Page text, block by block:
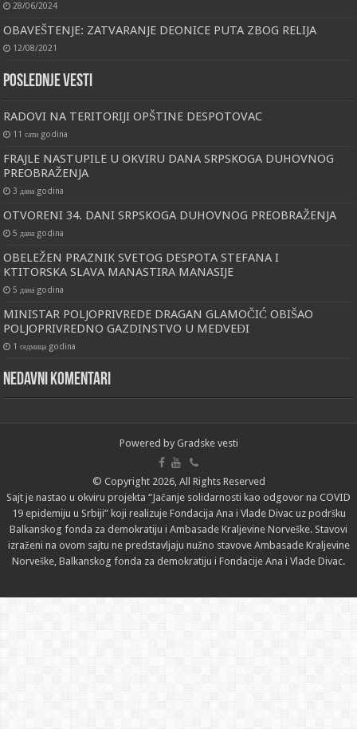
28/06/2024
OBAVEŠTENJE: ZATVARANJE DEONICE PUTA ZBOG RELIJA
12/08/2021
Poslednje vesti
RADOVI NA TERITORIJI OPŠTINE DESPOTOVAC
11 сати godina
FRAJLE NASTUPILE U OKVIRU DANA SRPSKOGA DUHOVNOG
PREOBRAŽENJA
3 дана godina
OTVORENI 34. DANI SRPSKOGA DUHOVNOG PREOBRAŽENJA
5 дана godina
OBELEŽEN PRAZNIK SVETOG DESPOTA STEFANA I
KTITORSKA SLAVA MANASTIRA MANASIJE
5 дана godina
MINISTAR POLJOPRIVREDE DRAGAN GLAMOČIĆ OBIŠAO
POLJOPRIVREDNO GAZDINSTVO U MEDVEĐI
1 седмица godina
Nedavni komentari
Powered by Gradske vesti
© Copyright 2026, All Rights Reserved
Sajt je nastao u okviru projekta “Jačanje solidarnosti kao odgovor na COVID
19 epidemiju u Srbiji” koji realizuje Fondacija Ana i Vlade Divac uz podršku
Balkanskog fonda za demokratiju i Ambasade Kraljevine Norveške. Stavovi
izraženi na ovom sajtu ne predstavljaju nužno stavove Ambasade Kraljevine
Norveške, Balkanskog fonda za demokratiju i Fondacije Ana i Vlade Divac.